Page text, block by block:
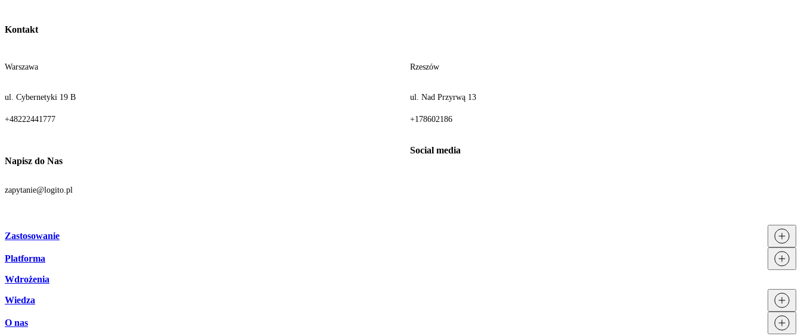
Kontakt
Warszawa
ul. Cybernetyki 19 B
+48222441777
Rzeszów
ul. Nad Przyrwą 13
+178602186
Napisz do Nas
zapytanie@logito.pl
Zastosowanie
Procesy
Branże
Platforma
Technologia
Licencjonowanie
Wdrożenia
Wiedza
O nas